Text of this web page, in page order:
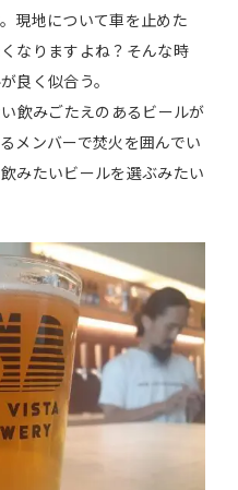
現地について車を止めた
なりますよね？そんな時
良く似合う。
飲みごたえのあるビールが
メンバーで焚火を囲んでい
みたいビールを選ぶみたい